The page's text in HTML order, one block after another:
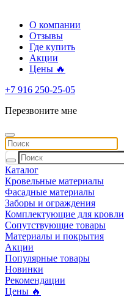
О компании
Отзывы
Где купить
Акции
Цены 🔥
+7 916 250-25-05
Перезвоните мне
Каталог
Кровельные материалы
Фасадные материалы
Заборы и ограждения
Комплектующие для кровли
Сопутствующие товары
Материалы и покрытия
Акции
Популярные товары
Новинки
Рекомендации
Цены 🔥